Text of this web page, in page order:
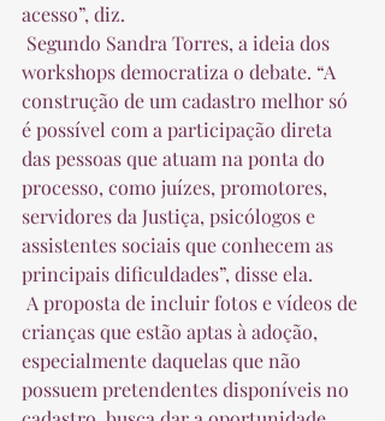
acesso”, diz.
workshops democratiza o debate. “A
construção de um cadastro melhor só
é possível com a participação direta
das pessoas que atuam na ponta do
processo, como juízes, promotores,
servidores da Justiça, psicólogos e
assistentes sociais que conhecem as
principais dificuldades”, disse ela.
crianças que estão aptas à adoção,
especialmente daquelas que não
possuem pretendentes disponíveis no